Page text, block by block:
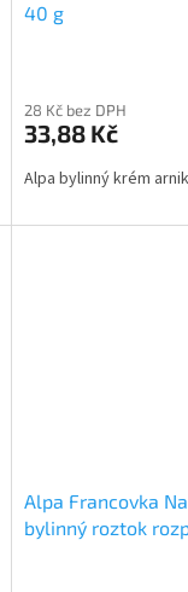
40 g
28 Kč bez DPH
33,88 Kč
Alpa bylinný krém
Alpa Francovka
bylinný roztok